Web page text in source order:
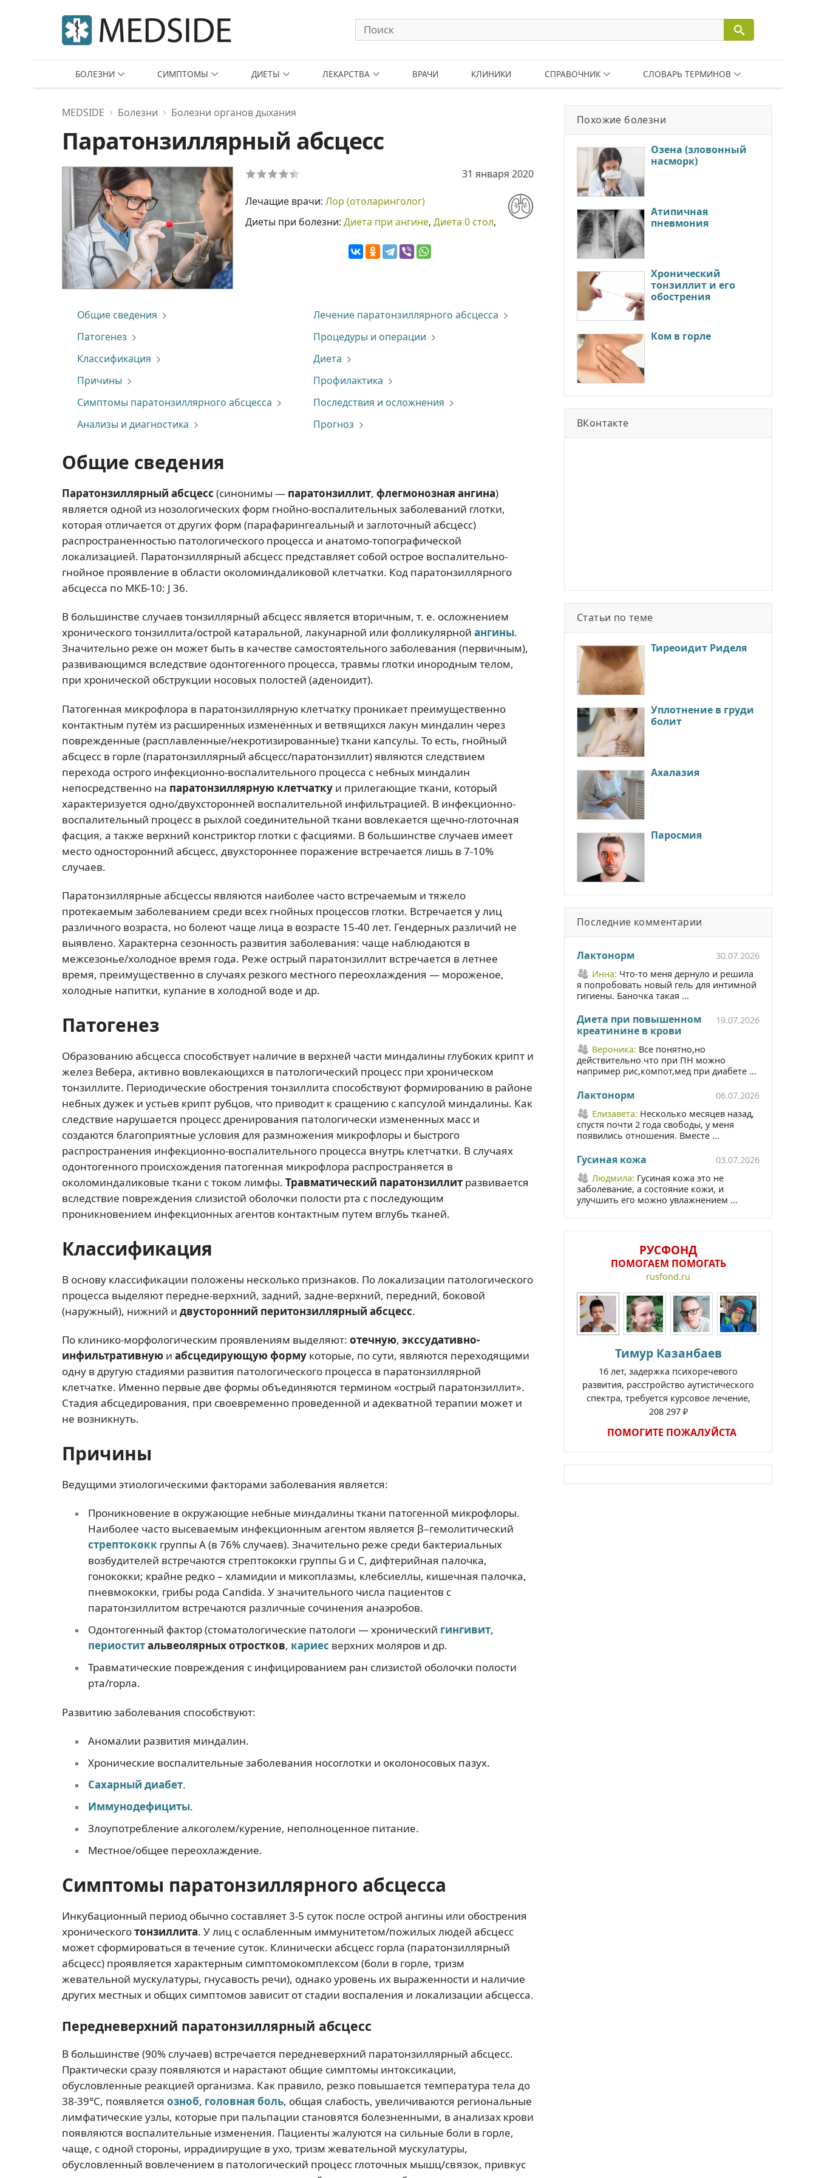
БОЛЕЗНИ СИМПТОМЫ ДИЕТЫ ЛЕКАРСТВА ВРАЧИ КЛИНИКИ СПРАВОЧНИК СЛОВАРЬ ТЕРМИНОВ
MEDSIDE Болезни Болезни органов дыхания
Паратонзиллярный абсцесс
31 января 2020
Лечащие врачи: Лор (отоларинголог)
Диеты при болезни: Диета при ангине, Диета 0 стол,
Общие сведения
Патогенез
Классификация
Причины
Симптомы паратонзиллярного абсцесса
Анализы и диагностика
Лечение паратонзиллярного абсцесса
Процедуры и операции
Диета
Профилактика
Последствия и осложнения
Прогноз
Общие сведения
Паратонзиллярный абсцесс (синонимы — паратонзиллит, флегмонозная ангина)
является одной из нозологических форм гнойно-воспалительных заболеваний глотки,
которая отличается от других форм (парафарингеальный и заглоточный абсцесс)
распространенностью патологического процесса и анатомо-топографической
локализацией. Паратонзиллярный абсцесс представляет собой острое воспалительно-
гнойное проявление в области околоминдаликовой клетчатки. Код паратонзиллярного
абсцесса по МКБ-10: J 36.
В большинстве случаев тонзиллярный абсцесс является вторичным, т. е. осложнением
хронического тонзиллита/острой катаральной, лакунарной или фолликулярной ангины.
Значительно реже он может быть в качестве самостоятельного заболевания (первичным),
развивающимся вследствие одонтогенного процесса, травмы глотки инородным телом,
при хронической обструкции носовых полостей (аденоидит).
Патогенная микрофлора в паратонзиллярную клетчатку проникает преимущественно
контактным путём из расширенных изменённых и ветвящихся лакун миндалин через
поврежденные (расплавленные/некротизированные) ткани капсулы. То есть, гнойный
абсцесс в горле (паратонзиллярный абсцесс/паратонзиллит) являются следствием
перехода острого инфекционно-воспалительного процесса с небных миндалин
непосредственно на паратонзиллярную клетчатку и прилегающие ткани, который
характеризуется одно/двухсторонней воспалительной инфильтрацией. В инфекционно-
воспалительный процесс в рыхлой соединительной ткани вовлекается щечно-глоточная
фасция, а также верхний констриктор глотки с фасциями. В большинстве случаев имеет
место односторонний абсцесс, двухстороннее поражение встречается лишь в 7-10%
случаев.
Паратонзиллярные абсцессы являются наиболее часто встречаемым и тяжело
протекаемым заболеванием среди всех гнойных процессов глотки. Встречается у лиц
различного возраста, но болеют чаще лица в возрасте 15-40 лет. Гендерных различий не
выявлено. Характерна сезонность развития заболевания: чаще наблюдаются в
межсезонье/холодное время года. Реже острый паратонзиллит встречается в летнее
время, преимущественно в случаях резкого местного переохлаждения — мороженое,
холодные напитки, купание в холодной воде и др.
Патогенез
Образованию абсцесса способствует наличие в верхней части миндалины глубоких крипт и
желез Вебера, активно вовлекающихся в патологический процесс при хроническом
тонзиллите. Периодические обострения тонзиллита способствуют формированию в районе
небных дужек и устьев крипт рубцов, что приводит к сращению с капсулой миндалины. Как
следствие нарушается процесс дренирования патологически измененных масс и
создаются благоприятные условия для размножения микрофлоры и быстрого
распространения инфекционно-воспалительного процесса внутрь клетчатки. В случаях
одонтогенного происхождения патогенная микрофлора распространяется в
околоминдаликовые ткани с током лимфы. Травматический паратонзиллит развивается
вследствие повреждения слизистой оболочки полости рта с последующим
проникновением инфекционных агентов контактным путем вглубь тканей.
Классификация
В основу классификации положены несколько признаков. По локализации патологического
процесса выделяют передне-верхний, задний, задне-верхний, передний, боковой
(наружный), нижний и двусторонний перитонзиллярный абсцесс.
По клинико-морфологическим проявлениям выделяют: отечную, экссудативно-
инфильтративную и абсцедирующую форму которые, по сути, являются переходящими
одну в другую стадиями развития патологического процесса в паратонзиллярной
клетчатке. Именно первые две формы объединяются термином «острый паратонзиллит».
Стадия абсцедирования, при своевременно проведенной и адекватной терапии может и
не возникнуть.
Причины
Ведущими этиологическими факторами заболевания является:
Проникновение в окружающие небные миндалины ткани патогенной микрофлоры.
Наиболее часто высеваемым инфекционным агентом является β–гемолитический
стрептококкгруппы А (в 76% случаев). Значительно реже среди бактериальных
возбудителей встречаются стрептококки группы G и C, дифтерийная палочка,
гонококки; крайне редко – хламидии и микоплазмы, клебсиеллы, кишечная палочка,
пневмококки, грибы рода Candida. У значительного числа пациентов с
паратонзиллитом встречаются различные сочинения анаэробов.
Одонтогенный фактор (стоматологические патологи — хронический гингивит,
периоститальвеолярных отростков, кариес верхних моляров и др.
Травматические повреждения с инфицированием ран слизистой оболочки полости
рта/горла.
Развитию заболевания способствуют:
Аномалии развития миндалин.
Хронические воспалительные заболевания носоглотки и околоносовых пазух.
Сахарный диабет.
Иммунодефициты.
Злоупотребление алкоголем/курение, неполноценное питание.
Местное/общее переохлаждение.
Симптомы паратонзиллярного абсцесса
Инкубационный период обычно составляет 3-5 суток после острой ангины или обострения
хроническоготонзиллита. У лиц с ослабленным иммунитетом/пожилых людей абсцесс
может сформироваться в течение суток. Клинически абсцесс горла (паратонзиллярный
абсцесс) проявляется характерным симптомокомплексом (боли в горле, тризм
жевательной мускулатуры, гнусавость речи), однако уровень их выраженности и наличие
других местных и общих симптомов зависит от стадии воспаления и локализации абсцесса.
Передневерхний паратонзиллярный абсцесс
В большинстве (90% случаев) встречается передневерхний паратонзиллярный абсцесс.
Практически сразу появляются и нарастают общие симптомы интоксикации,
обусловленные реакцией организма. Как правило, резко повышается температура тела до
38-39°С, появляется озноб, головная боль, общая слабость, увеличиваются региональные
лимфатические узлы, которые при пальпации становятся болезненными, в анализах крови
появляются воспалительные изменения. Пациенты жалуются на сильные боли в горле,
чаще, с одной стороны, иррадиирущие в ухо, тризм жевательной мускулатуры,
обусловленный вовлечением в патологический процесс глоточных мышц/связок, привкус
Похожие болезни
Озена (зловонный
насморк)
Атипичная
пневмония
Хронический
тонзиллит и его
обострения
Ком в горле
ВКонтакте
Статьи по теме
Тиреоидит Риделя
Уплотнение в груди
болит
Ахалазия
Паросмия
Последние комментарии
Лактонорм
30.07.2026
Инна: Что-то меня дернуло и решила
я попробовать новый гель для интимной
гигиены. Баночка такая ...
Диета при повышенном
креатинине в крови
19.07.2026
Вероника: Все понятно,но
действительно что при ПН можно
например рис,компот,мед при диабете ...
Лактонорм
06.07.2026
Елизавета: Несколько месяцев назад,
спустя почти 2 года свободы, у меня
появились отношения. Вместе ...
Гусиная кожа
03.07.2026
Людмила: Гусиная кожа это не
заболевание, а состояние кожи, и
улучшить его можно увлажнением ...
РУСФОНД
ПОМОГАЕМ ПОМОГАТЬ
rusfond.ru
Тимур Казанбаев
16 лет, задержка психоречевого
развития, расстройство аутистического
спектра, требуется курсовое лечение,
208 297 ₽
ПОМОГИТЕ ПОЖАЛУЙСТА